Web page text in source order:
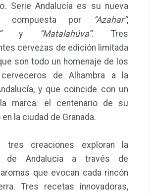
Serie Andalucía es su nueva
compuesta por
“Azahar”,
y“Matalahúva”. Tres
cervezas de edición limitada
son todo un homenaje de los
de Alhambra a la
y que coincide con un
marca: el centenario de su
la ciudad de Granada.
tres creaciones exploran la
de Andalucía a través de
que evocan cada rincón
Tres recetas innovadoras,